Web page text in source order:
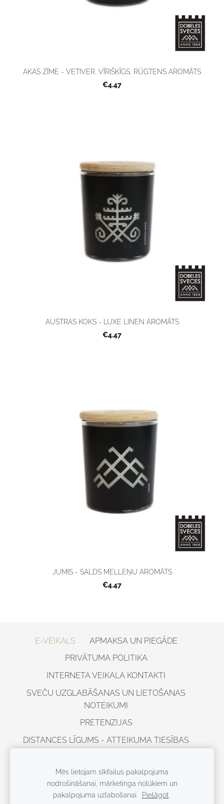
AKAS ZĪME - VETIVER, VĪRIŠĶĪGS, RŪGTENS AROMĀTS
€4.47
AUSTRAS KOKS - LUXE LINEN AROMĀTS
€4.47
JUMIS - SALDS MELLEŅU AROMĀTS
€4.47
E-VEIKALS
APMAKSA UN PIEGĀDE
PRIVĀTUMA POLITIKA
INTERNETA VEIKALA KONTAKTI
SVEČU UZGLABĀŠANAS UN LIETOŠANAS
NOTEIKUMI
PRETENZIJAS
DISTANCES LĪGUMS - ATTEIKUMA TIESĪBAS
DOBELESSVECES, 2021
Sīkdatnes
Mēs lietojam sīkfailus pakalpojuma
nodrošināšanai, mārketinga nolūkiem un
pakalpojuma uzlabošanai.
Pielāgot